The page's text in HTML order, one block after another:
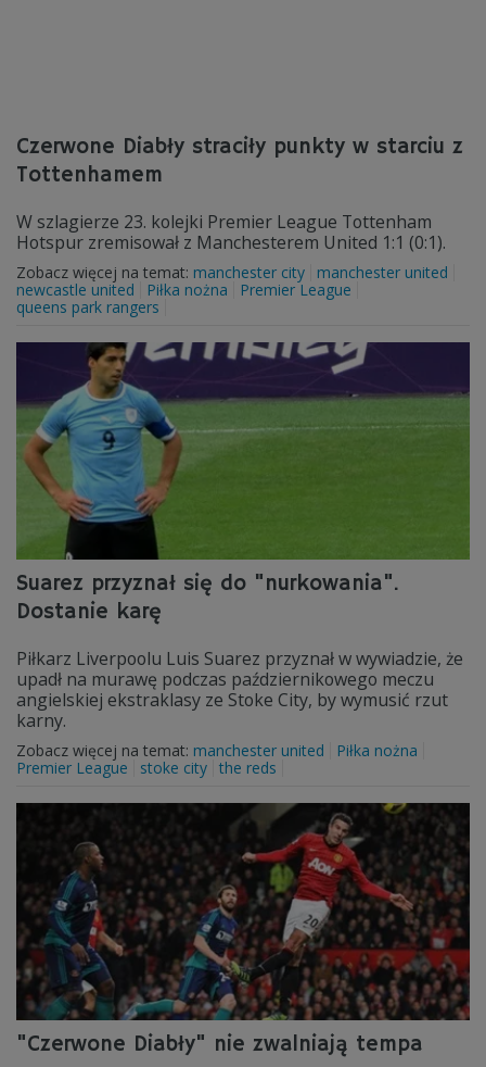
Czerwone Diabły straciły punkty w starciu z
Tottenhamem
W szlagierze 23. kolejki Premier League Tottenham
Hotspur zremisował z Manchesterem United 1:1 (0:1).
Zobacz więcej na temat: manchester city
manchester united
newcastle united
Piłka nożna
Premier League
queens park rangers
Suarez przyznał się do "nurkowania".
Dostanie karę
Piłkarz Liverpoolu Luis Suarez przyznał w wywiadzie, że
upadł na murawę podczas październikowego meczu
angielskiej ekstraklasy ze Stoke City, by wymusić rzut
karny.
Zobacz więcej na temat: manchester united
Piłka nożna
Premier League
stoke city the reds
"Czerwone Diabły" nie zwalniają tempa